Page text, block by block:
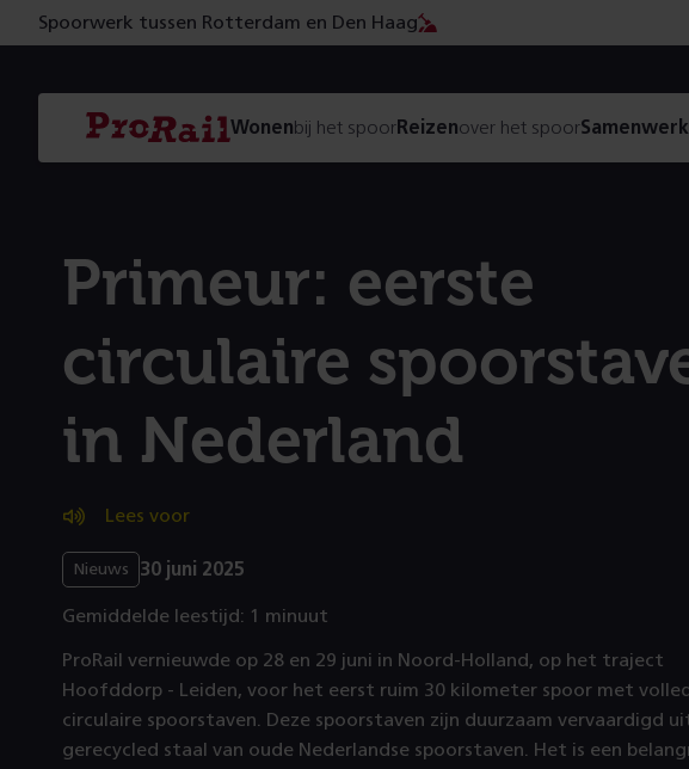
Spoorwerk tussen Rotterdam en Den Haag
Navigatie
Homepage
ProRail
Wonenbij het spoorReizenover het spoor
Primeur: eerste
circulaire
in Nederland
Lees voor
Nieuws 30 juni 2025
Gemiddelde leestijd: 1 minuut
ProRail vernieuwde op 28 en 29 juni in Noord-Holland, op het traject
Hoofddorp - Leiden, voor het eerst ruim 30 kilometer spoor met
circulaire spoorstaven. Deze spoorstaven zijn duurzaam vervaardigd
gerecycled staal van oude Nederlandse spoorstaven. Het is een